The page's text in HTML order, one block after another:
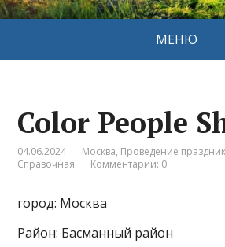
МЕНЮ
Color People
04.06.2024 Москва, Проведение
Справочная
Комментарии: 0
город: Москва
Район: Басманный район